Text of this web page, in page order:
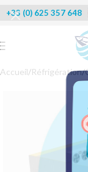
+33 (0) 625 357 648
Accueil/Réfrigération/